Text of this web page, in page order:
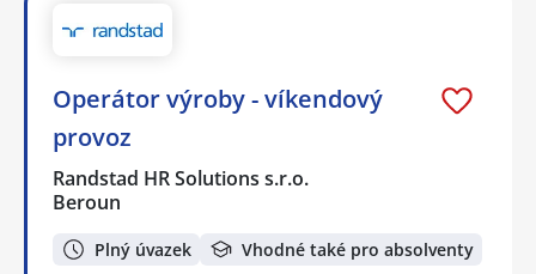
Operátor výroby - víkendový
provoz
Randstad HR Solutions s.r.o.
Beroun
Plný úvazek Vhodné také pro absolventy